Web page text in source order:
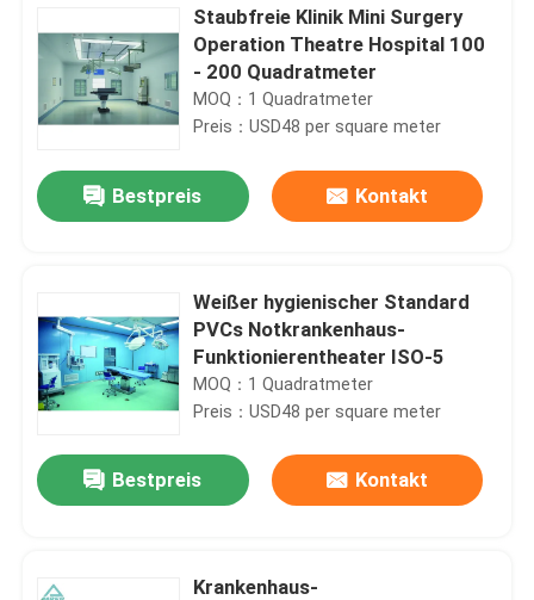
Staubfreie Klinik Mini Surgery
Operation Theatre Hospital 100
- 200 Quadratmeter
MOQ：1 Quadratmeter
Preis：USD48 per square meter
Bestpreis Kontakt
Weißer hygienischer Standard
PVCs Notkrankenhaus-
Funktionierentheater ISO-5
MOQ：1 Quadratmeter
Preis：USD48 per square meter
Bestpreis Kontakt
Krankenhaus-